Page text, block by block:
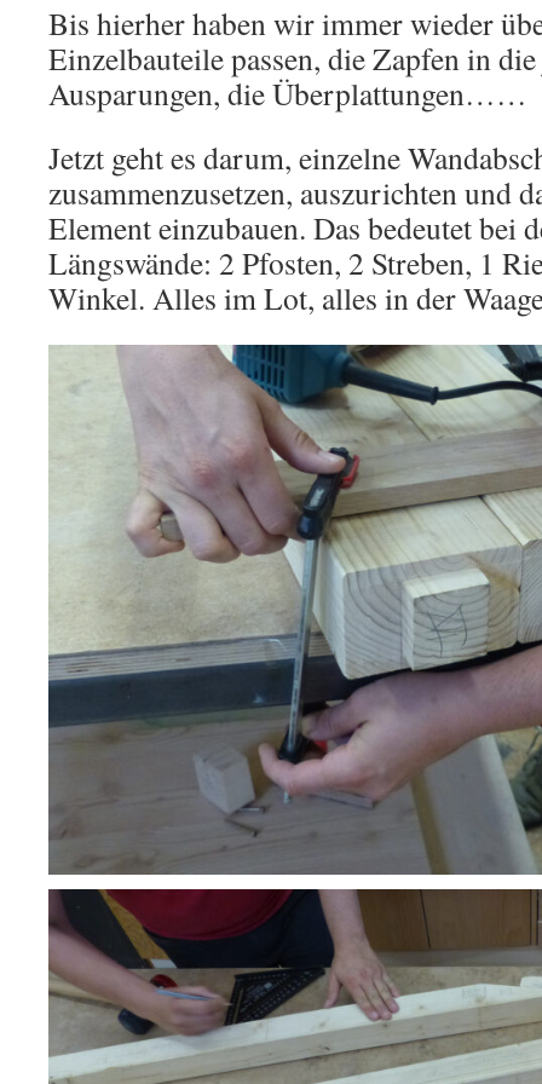
Bis hierher haben wir immer wieder
Einzelbauteile passen, die Zapfen in
Ausparungen, die Überplattungen……
Jetzt geht es darum, einzelne
zusammenzusetzen, auszurichten und
Element einzubauen. Das bedeutet bei
Längswände: 2 Pfosten, 2 Streben, 1
Winkel. Alles im Lot, alles in der